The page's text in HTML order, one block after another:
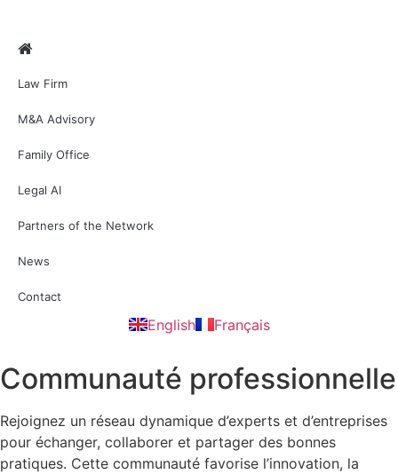
Law Firm
M&A Advisory
Family Office
Legal AI
Partners of the Network
News
Contact
English Français
Communauté professionnelle
Rejoignez un réseau dynamique d’experts et d’entreprises
pour échanger, collaborer et partager des bonnes
pratiques. Cette communauté favorise l’innovation, la